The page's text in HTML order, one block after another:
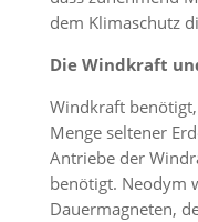
dem Klimaschutz
Die Windkraft
Windkraft
Menge seltener
Antriebe der
benötigt. Neodym
Dauermagneten,